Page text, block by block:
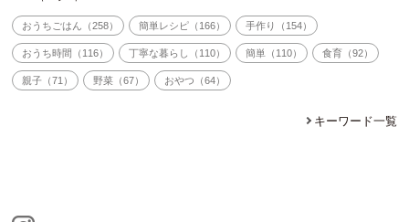
おうちごはん（258） 簡単レシピ（166） 手作り（154）
おうち時間（116） 丁寧な暮らし（110） 簡単（110） 食育（92）
親子（71） 野菜（67） おやつ（64）
キーワード一覧